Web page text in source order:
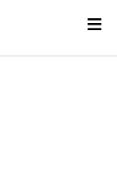
≡